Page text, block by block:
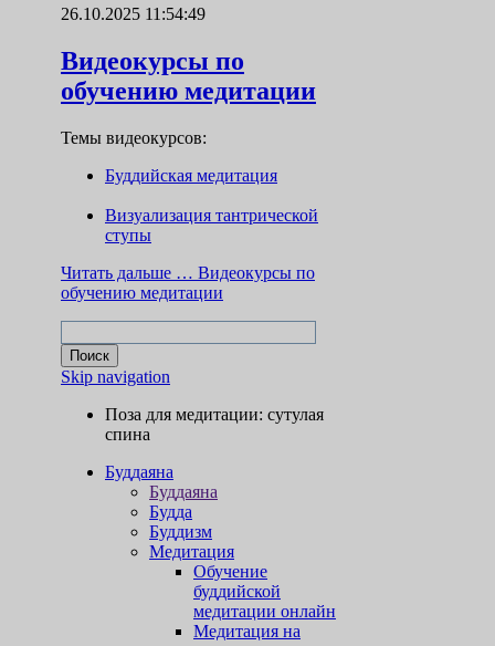
26.10.2025 11:54:49
Видеокурсы по
обучению медитации
Темы видеокурсов:
Буддийская медитация
Визуализация тантрической
ступы
Читать дальше … Видеокурсы по
обучению медитации
Skip navigation
Поза для медитации: сутулая
спина
Буддаяна
Буддаяна
Будда
Буддизм
Медитация
Обучение
буддийской
медитации онлайн
Медитация на